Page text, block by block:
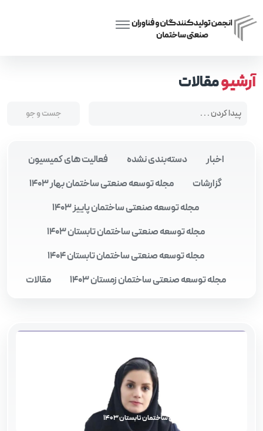
آرشیومقالات
اخبار دسته‌بندی نشده
فعالیت های کمیسیون
گزارشات
مجله توسعه صنعتی ساختمان بهار 1403
مجله توسعه صنعتی ساختمان پاییز 1403
مجله توسعه صنعتی ساختمان تابستان 1403
مجله توسعه صنعتی ساختمان تابستان 1404
مجله توسعه صنعتی ساختمان زمستان 1403
مقالات
مجله توسعه صنعتی ساختمان تابستان 1403